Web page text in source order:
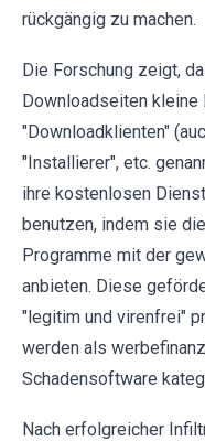
rückgängig zu machen.
Die Forschung zeigt,
Downloadseiten kleine
"Downloadklienten"
"Installierer", etc.
ihre kostenlosen
benutzen, indem sie
Programme mit der
anbieten. Diese
"legitim und virenfrei"
werden als
Schadensoftware
Nach erfolgreicher